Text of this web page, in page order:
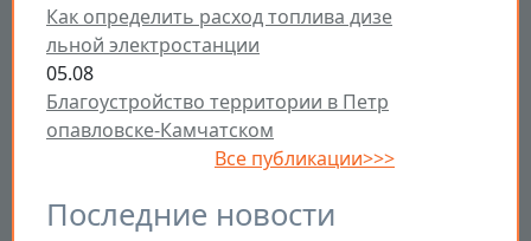
Как определить расход топлива дизе
льной электростанции
05.08
Благоустройство территории в Петр
опавловске-Камчатском
Все публикации>>>
Последние новости